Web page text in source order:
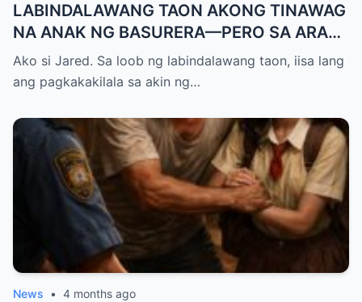
LABINDALAWANG TAON AKONG TINAWAG
NA ANAK NG BASURERA—PERO SA ARAW
NG GRADUATION, ISANG LINYA KO LANG
ANG NAGPALUHOD SA LAHAT NG
Ako si Jared. Sa loob ng labindalawang taon, iisa lang
ang pagkakakilala sa akin ng…
News • 4 months ago